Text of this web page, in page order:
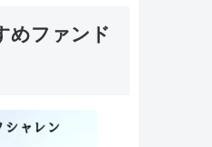
めファンド